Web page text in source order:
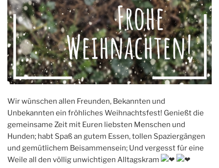
Wir wünschen allen Freunden, Bekannten und
Unbekannten ein fröhliches Weihnachtsfest! Genießt die
gemeinsame Zeit mit Euren liebsten Menschen und
Hunden; habt Spaß an gutem Essen, tollen Spaziergängen
und gemütlichem Beisammensein; Und vergesst für eine
Weile all den völlig unwichtigen Alltagskram